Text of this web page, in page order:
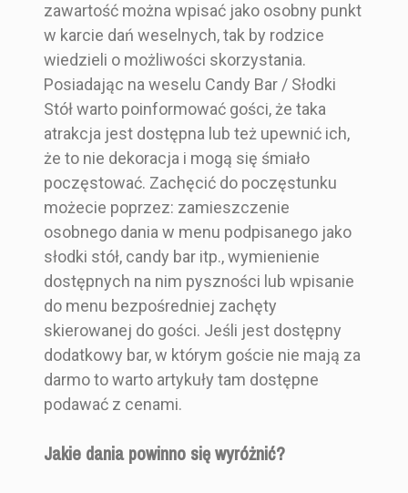
zawartość można wpisać jako osobny punkt
w karcie dań weselnych, tak by rodzice
wiedzieli o możliwości skorzystania.
Posiadając na weselu Candy Bar / Słodki
Stół warto poinformować gości, że taka
atrakcja jest dostępna lub też upewnić ich,
że to nie dekoracja i mogą się śmiało
poczęstować. Zachęcić do poczęstunku
możecie poprzez: zamieszczenie
osobnego dania w menu podpisanego jako
słodki stół, candy bar itp., wymienienie
dostępnych na nim pyszności lub wpisanie
do menu bezpośredniej zachęty
skierowanej do gości. Jeśli jest dostępny
dodatkowy bar, w którym goście nie mają za
darmo to warto artykuły tam dostępne
podawać z cenami.
Jakie dania powinno się wyróżnić?